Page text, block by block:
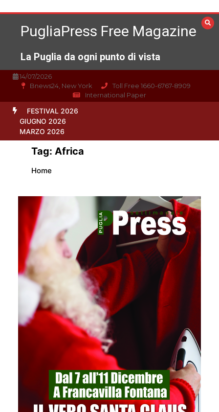
al
contenutoPugliaPress Free Magazine
La Puglia da ogni punto di vista
14/07/2026
Bnews24, New York
Toll Free 1660-6767-8909
International Paper
FESTIVAL 2026
GIUGNO 2026
MARZO 2026
Tag: Africa
Home